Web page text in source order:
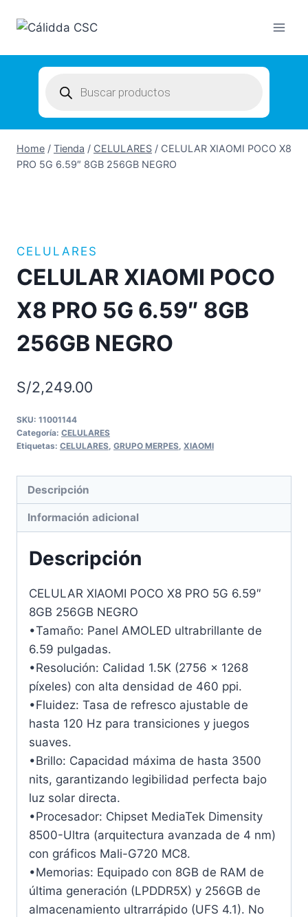
search
Home / Tienda / CELULARES / CELULAR XIAOMI POCO X8
PRO 5G 6.59″ 8GB 256GB NEGRO
CELULARES
CELULAR XIAOMI POCO
X8 PRO 5G 6.59″ 8GB
256GB NEGRO
S/2,249.00
SKU: 11001144
Categoría: CELULARES
Etiquetas: CELULARES GRUPO MERPES XIAOMI
Descripción
Información adicional
Descripción
CELULAR XIAOMI POCO X8 PRO 5G 6.59″
8GB 256GB NEGRO
•Tamaño: Panel AMOLED ultrabrillante de
6.59 pulgadas.
•Resolución: Calidad 1.5K (2756 x 1268
píxeles) con alta densidad de 460 ppi.
•Fluidez: Tasa de refresco ajustable de
hasta 120 Hz para transiciones y juegos
suaves.
•Brillo: Capacidad máxima de hasta 3500
nits, garantizando legibilidad perfecta bajo
luz solar directa.
•Procesador: Chipset MediaTek Dimensity
8500-Ultra (arquitectura avanzada de 4 nm)
con gráficos Mali-G720 MC8.
•Memorias: Equipado con 8GB de RAM de
última generación (LPDDR5X) y 256GB de
almacenamiento ultrarrápido (UFS 4.1). No